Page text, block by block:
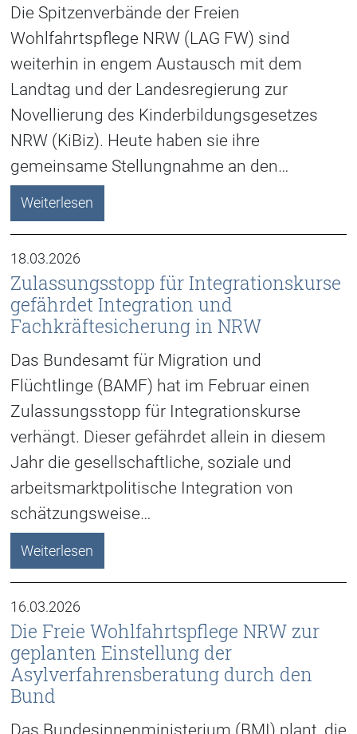
Die Spitzenverbände der Freien
Wohlfahrtspflege NRW (LAG FW) sind
weiterhin in engem Austausch mit dem
Landtag und der Landesregierung zur
Novellierung des Kinderbildungsgesetzes
NRW (KiBiz). Heute haben sie ihre
gemeinsame Stellungnahme an den…
Weiterlesen
18.03.2026
Zulassungsstopp für Integrationskurse
gefährdet Integration und
Fachkräftesicherung in NRW
Das Bundesamt für Migration und
Flüchtlinge (BAMF) hat im Februar einen
Zulassungsstopp für Integrationskurse
verhängt. Dieser gefährdet allein in diesem
Jahr die gesellschaftliche, soziale und
arbeitsmarktpolitische Integration von
schätzungsweise…
Weiterlesen
16.03.2026
Die Freie Wohlfahrtspflege NRW zur
geplanten Einstellung der
Asylverfahrensberatung durch den
Bund
Das Bundesinnenministerium (BMI) plant, die